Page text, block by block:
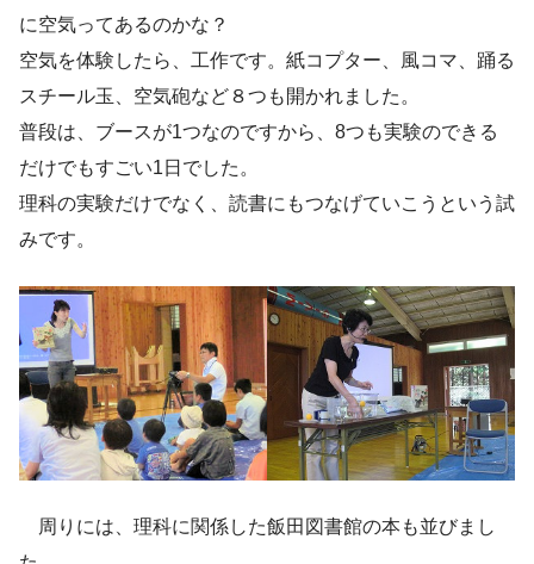
に空気ってあるのかな？
空気を体験したら、工作です。紙コプター、風コマ、踊る
スチール玉、空気砲など８つも開かれました。
普段は、ブースが1つなのですから、8つも実験のできる
だけでもすごい1日でした。
理科の実験だけでなく、読書にもつなげていこうという試
みです。
周りには、理科に関係した飯田図書館の本も並びまし